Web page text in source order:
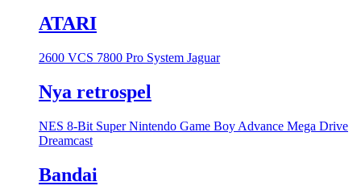
ATARI
2600 VCS 7800 Pro System Jaguar
Nya retrospel
NES 8-Bit Super Nintendo Game Boy Advance Mega Drive
Dreamcast
Bandai